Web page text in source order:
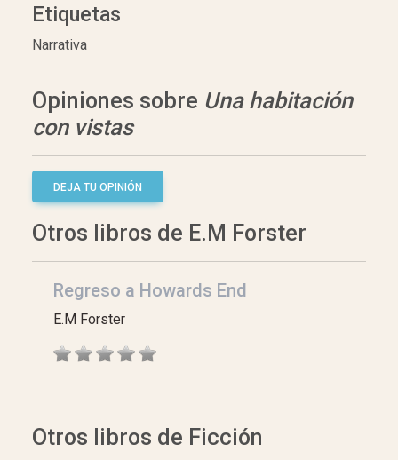
Etiquetas
Narrativa
Opiniones sobre Una habitación
con vistas
DEJA TU OPINIÓN
Otros libros de E.M Forster
Regreso a Howards End
E.M Forster
Otros libros de Ficción